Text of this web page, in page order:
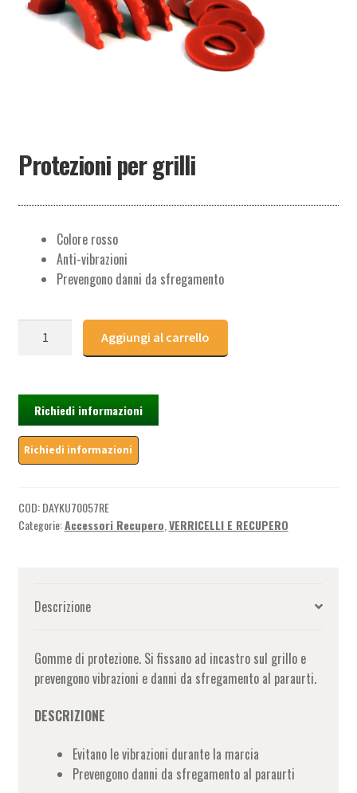
PARTNER
Protezioni per grilli
Colore rosso
Anti-vibrazioni
Prevengono danni da sfregamento
Protezioni
Aggiungi al carrello
Richiedi informazioni
COD:DAYKU70057RE
Categorie:Accessori Recupero VERRICELLI E RECUPERO
Descrizione
Gomme di protezione. Si fissano ad incastro sul grillo e
prevengono vibrazioni e danni da sfregamento al paraurti.
DESCRIZIONE
Evitano le vibrazioni durante la marcia
Prevengono danni da sfregamento al paraurti